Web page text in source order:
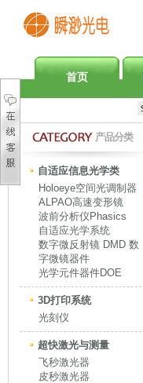
首页
产品分类
自适应信息光学类
Holoeye空间光调制器
ALPAO高速变形镜
波前分析仪Phasics
自适应光学系统
数字微反射镜 DMD 数
字微镜器件
光学元件器件DOE
3D打印系统
光刻仪
超快激光与测量
飞秒激光器
皮秒激光器